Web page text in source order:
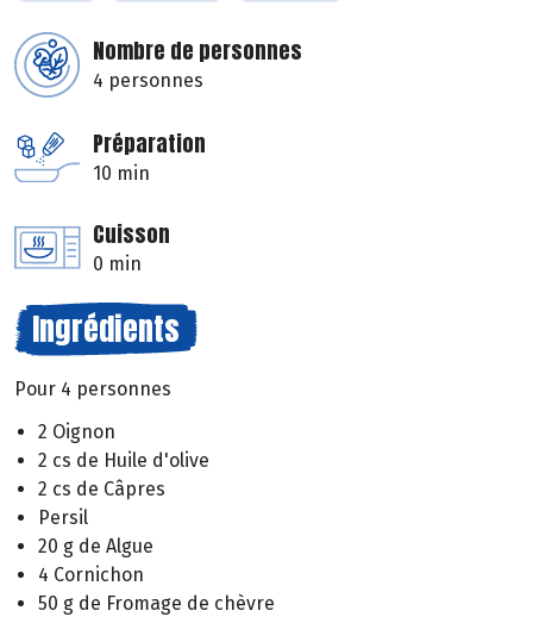
Nombre de personnes
4 personnes
Préparation
10 min
Cuisson
0 min
Ingrédients
Pour 4 personnes
2 Oignon
2 cs de Huile d'olive
2 cs de Câpres
Persil
20 g de Algue
4 Cornichon
50 g de Fromage de chèvre